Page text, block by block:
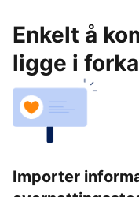
Enkelt å
ligge i
Importer